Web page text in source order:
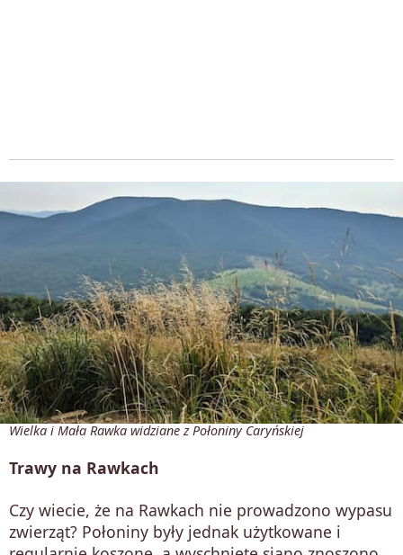
Wielka i Mała Rawka widziane z Połoniny Caryńskiej
Trawy na Rawkach
Czy wiecie, że na Rawkach nie prowadzono wypasu
zwierząt? Połoniny były jednak użytkowane i